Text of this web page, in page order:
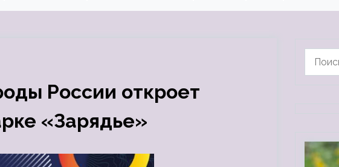
России откроет
«Зарядье»